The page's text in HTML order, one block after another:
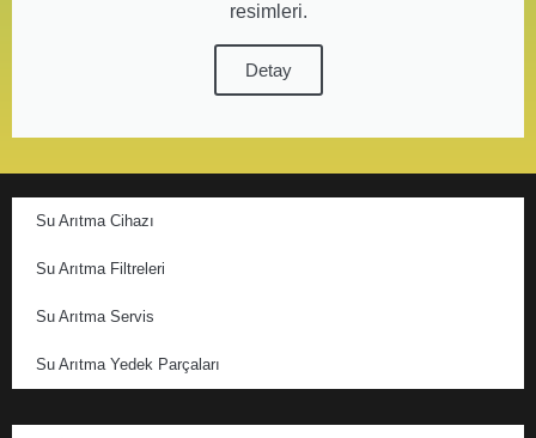
resimleri.
Detay
Su Arıtma Cihazı
Su Arıtma Filtreleri
Su Arıtma Servis
Su Arıtma Yedek Parçaları